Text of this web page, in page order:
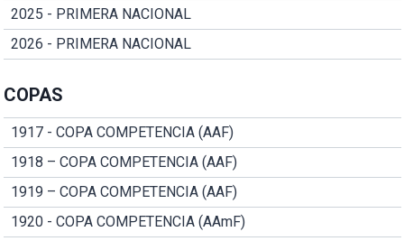
2025 - PRIMERA NACIONAL
2026 - PRIMERA NACIONAL
COPAS
1917 - COPA COMPETENCIA (AAF)
1918 – COPA COMPETENCIA (AAF)
1919 – COPA COMPETENCIA (AAF)
1920 - COPA COMPETENCIA (AAmF)